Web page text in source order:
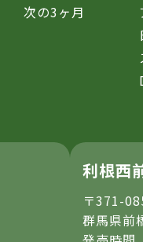
次の3ヶ月
利根西
〒371-
群馬県前